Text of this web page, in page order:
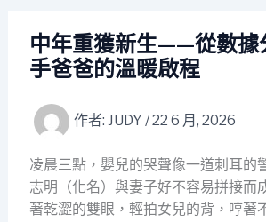
中年重獲新生——從數據
手爸爸的溫暖啟程
作者: JUDY /22 6 月, 2026
凌晨三點，嬰兒的哭聲像一道刺耳的
志明（化名）與妻子好不容易拼接而
著乾澀的雙眼，輕拍女兒的背，哼著